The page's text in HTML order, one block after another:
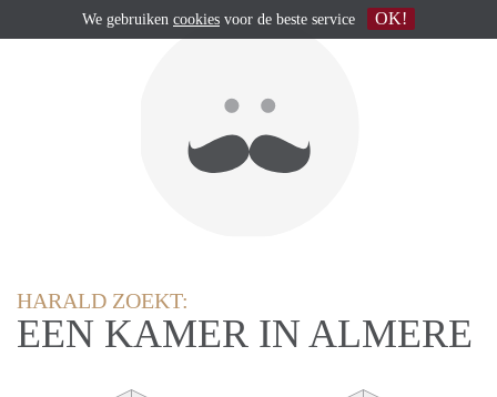
HARALD ZOEKT:
EEN KAMER IN ALMERE
We gebruiken cookies voor de beste service OK!